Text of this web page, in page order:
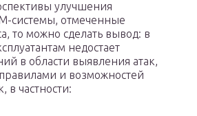
улучшения
системы, отмеченные
то можно сделать вывод: в
недостает
в области выявления атак,
и возможностей
в частности: